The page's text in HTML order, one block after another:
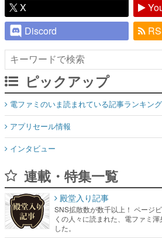
X
Discord
ピックアップ
電ファミのいま読まれている記事ランキング
アプリセール情報
インタビュー
連載・特集一覧
殿堂入り記事
SNS拡散数が数千以上！ ページ
くの人々に読まれた、電ファミ渾
した。